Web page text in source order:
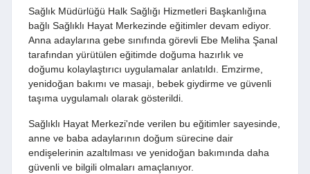
Sağlık Müdürlüğü Halk Sağlığı Hizmetleri Başkanlığına
bağlı Sağlıklı Hayat Merkezinde eğitimler devam ediyor.
Anna adaylarına gebe sınıfında görevli Ebe Meliha Şanal
tarafından yürütülen eğitimde doğuma hazırlık ve
doğumu kolaylaştırıcı uygulamalar anlatıldı. Emzirme,
yenidoğan bakımı ve masajı, bebek giydirme ve güvenli
taşıma uygulamalı olarak gösterildi.
Sağlıklı Hayat Merkezi'nde verilen bu eğitimler sayesinde,
anne ve baba adaylarının doğum sürecine dair
endişelerinin azaltılması ve yenidoğan bakımında daha
güvenli ve bilgili olmaları amaçlanıyor.